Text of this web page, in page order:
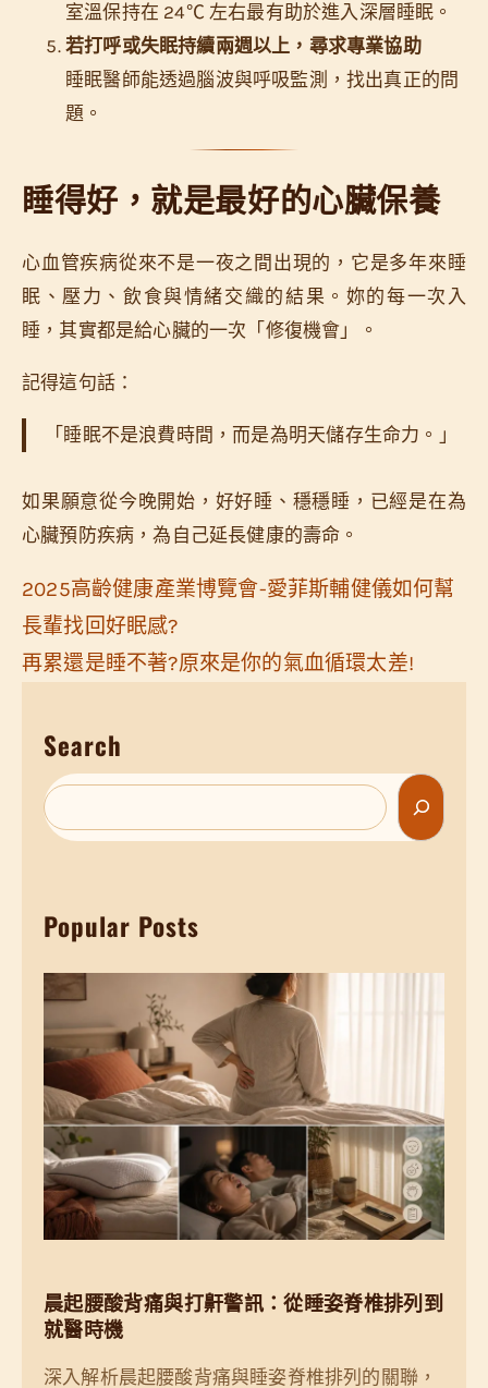
室溫保持在 24℃ 左右最有助於進入深層睡眠。
若打呼或失眠持續兩週以上，尋求專業協助
睡眠醫師能透過腦波與呼吸監測，找出真正的問
題。
睡得好，就是最好的心臟保養
心血管疾病從來不是一夜之間出現的，它是多年來睡
眠、壓力、飲食與情緒交織的結果。妳的每一次入
睡，其實都是給心臟的一次「修復機會」。
記得這句話：
「睡眠不是浪費時間，而是為明天儲存生命力。」
如果願意從今晚開始，好好睡、穩穩睡，已經是在為
心臟預防疾病，為自己延長健康的壽命。
2025高齡健康產業博覽會-愛菲斯輔健儀如何幫
長輩找回好眠感?
再累還是睡不著?原來是你的氣血循環太差!
Search
S
e
c
Popular Posts
晨起腰酸背痛與打鼾警訊：從睡姿脊椎排列到
就醫時機
深入解析晨起腰酸背痛與睡姿脊椎排列的關聯，